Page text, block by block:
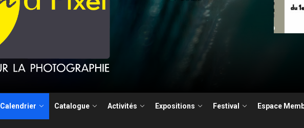
Calendrier Catalogue Activités Expositions Festival Espace
Techniques de la photographie documentaire